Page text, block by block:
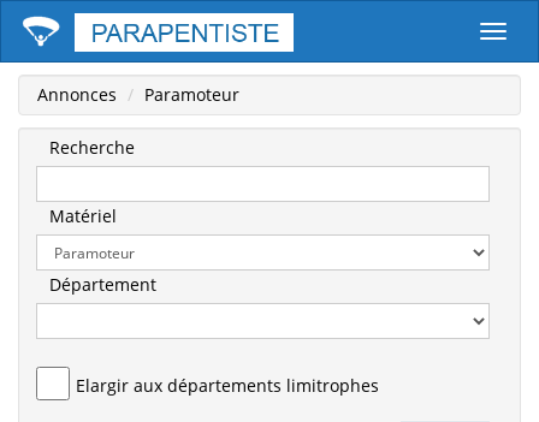
Annonces Paramoteur
Recherche
Matériel
Département
Elargir aux départements limitrophes